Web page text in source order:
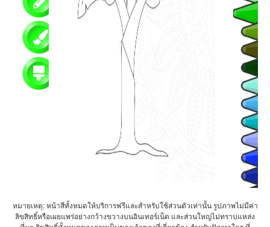
หมายเหตุ: หน้าสีทั้งหมดให้บริการฟรีและสำหรับใช้ส่วนตัวเท่านั้น รูปภาพไม่มีค่า
ลิขสิทธิ์หรือเผยแพร่อย่างกว้างขวางบนอินเทอร์เน็ต และส่วนใหญ่ไม่ทราบแหล่ง